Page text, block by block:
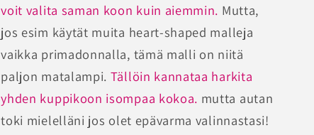
voit valita saman koon kuin aiemmin. Mutta,
jos esim käytät muita heart-shaped malleja
vaikka primadonnalla, tämä malli on niitä
paljon matalampi. Tällöin kannataa harkita
yhden kuppikoon isompaa kokoa. mutta autan
toki mielelläni jos olet epävarma valinnastasi!